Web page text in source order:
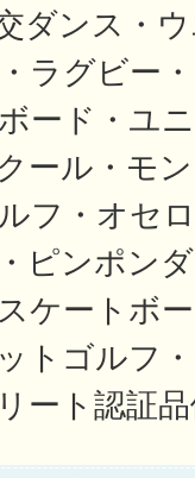
ダンス・
ラグビー
ード・ユ
ール・モ
フ・オセ
ピンポン
ケートボ
トゴルフ
ート認証